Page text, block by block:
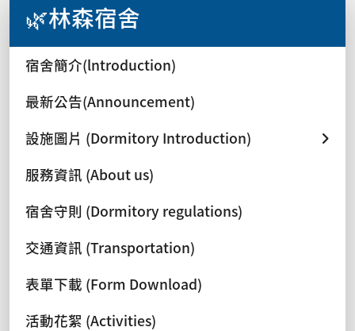
🌿林森宿舍
宿舍簡介(lntroduction)
最新公告(Announcement)
設施圖片 (Dormitory Introduction)
服務資訊 (About us)
宿舍守則 (Dormitory regulations)
交通資訊 (Transportation)
表單下載 (Form Download)
活動花絮 (Activities)